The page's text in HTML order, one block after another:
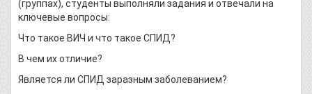
(группах), студенты выполняли задания и отвечали на
ключевые вопросы:
Что такое ВИЧ и что такое СПИД?
В чем их отличие?
Является ли СПИД заразным заболеванием?